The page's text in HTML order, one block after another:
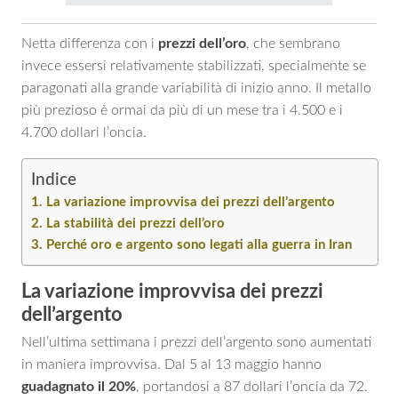
Netta differenza con i prezzi dell’oro, che sembrano
invece essersi relativamente stabilizzati, specialmente se
paragonati alla grande variabilità di inizio anno. Il metallo
più prezioso è ormai da più di un mese tra i 4.500 e i
4.700 dollari l’oncia.
Indice
La variazione improvvisa dei prezzi dell’argento
La stabilità dei prezzi dell’oro
Perché oro e argento sono legati alla guerra in Iran
La variazione improvvisa dei prezzi
dell’argento
Nell’ultima settimana i prezzi dell’argento sono aumentati
in maniera improvvisa. Dal 5 al 13 maggio hanno
guadagnato il 20%, portandosi a 87 dollari l’oncia da 72.